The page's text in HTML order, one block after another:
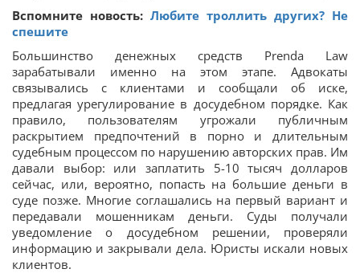
Вспомните новость: Любите троллить других? Не
спешите
Большинство денежных средств Prenda Law
зарабатывали именно на этом этапе. Адвокаты
связывались с клиентами и сообщали об иске,
предлагая урегулирование в досудебном порядке. Как
правило, пользователям угрожали публичным
раскрытием предпочтений в порно и длительным
судебным процессом по нарушению авторских прав. Им
давали выбор: или заплатить 5-10 тысяч долларов
сейчас, или, вероятно, попасть на большие деньги в
суде позже. Многие соглашались на первый вариант и
передавали мошенникам деньги. Суды получали
уведомление о досудебном решении, проверяли
информацию и закрывали дела. Юристы искали новых
клиентов.